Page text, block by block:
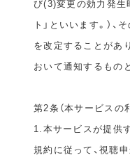
び(3)変更の効力発生
ト」といいます。）
を改定することがあ
おいて通知するもの
第2条（本サービスの
1.本サービスが提供
規約に従って、視聴